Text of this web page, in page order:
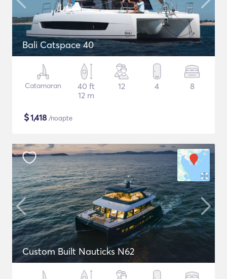
Bali Catspace 40
Catamaran
40 ft
12 m
12 4 8
$1,418 /noapte
Custom Built Nauticks N62